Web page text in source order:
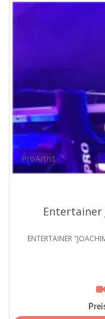
ProArtist
Entertainer
ENTERTAINER